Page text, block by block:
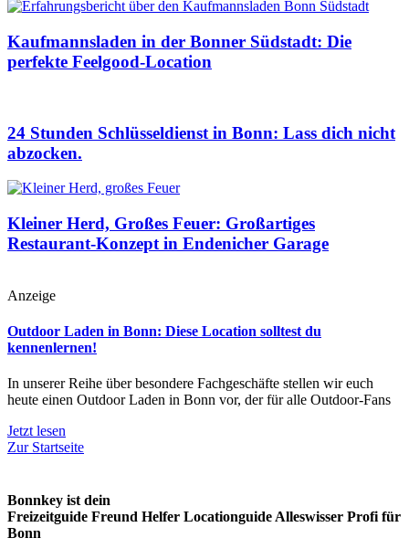
Kaufmannsladen in der Bonner Südstadt: Die
perfekte Feelgood-Location
24 Stunden Schlüsseldienst in Bonn: Lass dich nicht
abzocken.
Kleiner Herd, Großes Feuer: Großartiges
Restaurant-Konzept in Endenicher Garage
Anzeige
Outdoor Laden in Bonn: Diese Location solltest du
kennenlernen!
In unserer Reihe über besondere Fachgeschäfte stellen wir euch
heute einen Outdoor Laden in Bonn vor, der für alle Outdoor-Fans
Jetzt lesen
Zur Startseite
Bonnkey ist dein
Freizeitguide Freund Helfer Locationguide Alleswisser Profi für
Bonn